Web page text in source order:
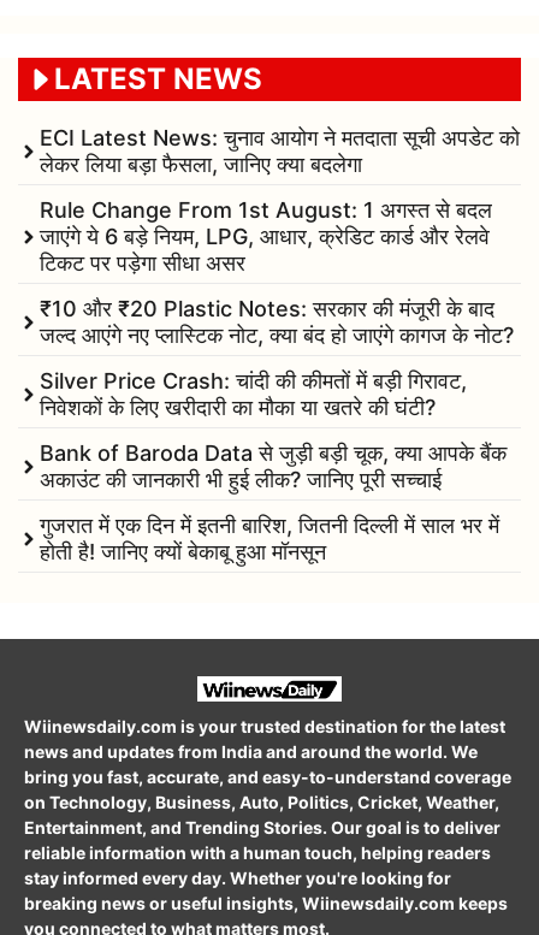
LATEST NEWS
ECI Latest News: चुनाव आयोग ने मतदाता सूची अपडेट को
लेकर लिया बड़ा फैसला, जानिए क्या बदलेगा
Rule Change From 1st August: 1 अगस्त से बदल
जाएंगे ये 6 बड़े नियम, LPG, आधार, क्रेडिट कार्ड और रेलवे
टिकट पर पड़ेगा सीधा असर
₹10 और ₹20 Plastic Notes: सरकार की मंजूरी के बाद
जल्द आएंगे नए प्लास्टिक नोट, क्या बंद हो जाएंगे कागज के नोट?
Silver Price Crash: चांदी की कीमतों में बड़ी गिरावट,
निवेशकों के लिए खरीदारी का मौका या खतरे की घंटी?
Bank of Baroda Data से जुड़ी बड़ी चूक, क्या आपके बैंक
अकाउंट की जानकारी भी हुई लीक? जानिए पूरी सच्चाई
गुजरात में एक दिन में इतनी बारिश, जितनी दिल्ली में साल भर में
होती है! जानिए क्यों बेकाबू हुआ मॉनसून
Wiinewsdaily.com is your trusted destination for the latest
news and updates from India and around the world. We
bring you fast, accurate, and easy-to-understand coverage
on Technology, Business, Auto, Politics, Cricket, Weather,
Entertainment, and Trending Stories. Our goal is to deliver
reliable information with a human touch, helping readers
stay informed every day. Whether you're looking for
breaking news or useful insights, Wiinewsdaily.com keeps
you connected to what matters most.